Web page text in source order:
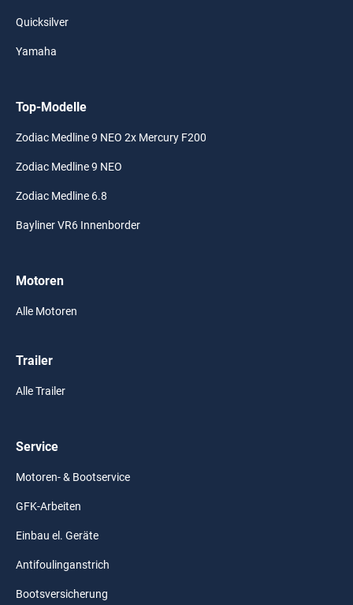
Quicksilver
Yamaha
Top-Modelle
Zodiac Medline 9 NEO 2x Mercury F200
Zodiac Medline 9 NEO
Zodiac Medline 6.8
Bayliner VR6 Innenborder
Motoren
Alle Motoren
Trailer
Alle Trailer
Service
Motoren- & Bootservice
GFK-Arbeiten
Einbau el. Geräte
Antifoulinganstrich
Bootsversicherung